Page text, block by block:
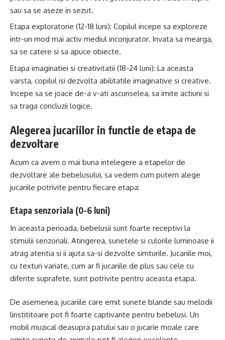
sau sa se aseze in sezut.
Etapa exploratorie (12-18 luni): Copilul incepe sa exploreze
intr-un mod mai activ mediul inconjurator. Invata sa mearga,
sa se catere si sa apuce obiecte.
Etapa imaginatiei si creativitatii (18-24 luni): La aceasta
varsta, copilul isi dezvolta abilitatile imaginative si creative.
Incepe sa se joace de-a v-ati ascunselea, sa imite actiuni si
sa traga concluzii logice.
Alegerea jucariilor in functie de etapa de
dezvoltare
Acum ca avem o mai buna intelegere a etapelor de
dezvoltare ale bebelusului, sa vedem cum putem alege
jucariile potrivite pentru fiecare etapa:
Etapa senzoriala (0-6 luni)
In aceasta perioada, bebelusii sunt foarte receptivi la
stimulii senzoriali. Atingerea, sunetele si culorile luminoase ii
atrag atentia si ii ajuta sa-si dezvolte simturile. Jucariile moi,
cu texturi variate, cum ar fi jucariile de plus sau cele cu
diferite suprafete, sunt potrivite pentru aceasta etapa.
De asemenea, jucariile care emit sunete blande sau melodii
linstititoare pot fi foarte captivante pentru bebelusi. Un
mobil muzical deasupra patului sau o jucarie moale care